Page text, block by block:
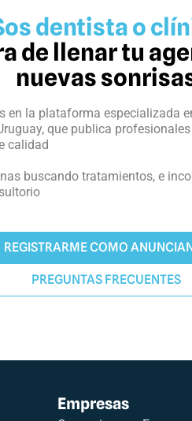
dentista o
de llenar tu
nuevas
en la plataforma especializada
que publica
calidad
buscando tratamientos, e
REGISTRARME COMO
PREGUNTAS FRECUENTES
Empresas